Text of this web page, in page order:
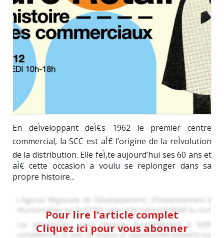
En deÌveloppant deÌ€s 1962 le premier centre
commercial, la SCC est aÌ€ l’origine de la reÌvolution
de la distribution. Elle feÌ‚te aujourd’hui ses 60 ans et
aÌ€ cette occasion a voulu se replonger dans sa
propre histoire...
Pour lire l'article complet
Cliquez ici pour vous abonner